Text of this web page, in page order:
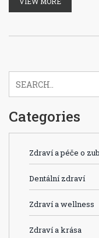
Categories
Zdraví a péče o
Dentální zdraví
Zdraví a wellness
Zdraví a krása